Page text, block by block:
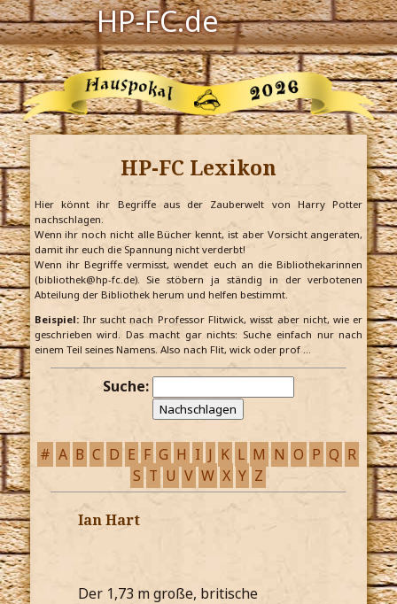
HP-FC.de
Navigation
Harry Potter
Der HP-FC
Hogwarts
Zauberwelt
Willkommen
Jetzt Fanclub-Mitglied werden!
HP-FC Lexikon
Hier könnt ihr Begriffe aus der Zauberwelt von Harry Potter
nachschlagen.
Wenn ihr noch nicht alle Bücher kennt, ist aber Vorsicht angeraten,
damit ihr euch die Spannung nicht verderbt!
Wenn ihr Begriffe vermisst, wendet euch an die Bibliothekarinnen
(bibliothek@hp-fc.de). Sie stöbern ja ständig in der verbotenen
Abteilung der Bibliothek herum und helfen bestimmt.
Beispiel:Ihr sucht nach Professor Flitwick, wisst aber nicht, wie er
geschrieben wird. Das macht gar nichts: Suche einfach nur nach
einem Teil seines Namens. Also nach Flit, wick oder prof …
Suche:
# A B C D E F G H I J K L M N O P Q R
S T U V W X Y Z
Ian Hart
Der 1,73 m große, britische